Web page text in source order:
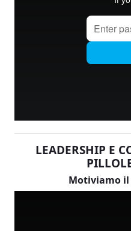
LEADERSHIP E
Motiviamo